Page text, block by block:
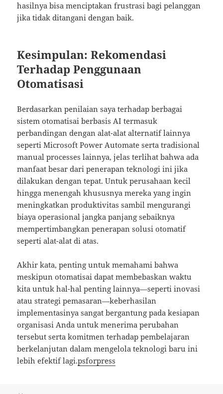
hasilnya bisa menciptakan frustrasi bagi pelanggan
jika tidak ditangani dengan baik.
Kesimpulan: Rekomendasi
Terhadap Penggunaan
Otomatisasi
Berdasarkan penilaian saya terhadap berbagai
sistem otomatisai berbasis AI termasuk
perbandingan dengan alat-alat alternatif lainnya
seperti Microsoft Power Automate serta tradisional
manual processes lainnya, jelas terlihat bahwa ada
manfaat besar dari penerapan teknologi ini jika
dilakukan dengan tepat. Untuk perusahaan kecil
hingga menengah khususnya mereka yang ingin
meningkatkan produktivitas sambil mengurangi
biaya operasional jangka panjang sebaiknya
mempertimbangkan penerapan solusi otomatif
seperti alat-alat di atas.
Akhir kata, penting untuk memahami bahwa
meskipun otomatisai dapat membebaskan waktu
kita untuk hal-hal penting lainnya—seperti inovasi
atau strategi pemasaran—keberhasilan
implementasinya sangat bergantung pada kesiapan
organisasi Anda untuk menerima perubahan
tersebut serta komitmen terhadap pembelajaran
berkelanjutan dalam mengelola teknologi baru ini
lebih efektif lagi.psforpress